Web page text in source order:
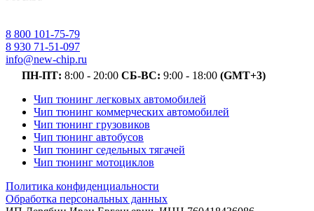
8 800 101-75-79
8 930 71-51-097
info@new-chip.ru
ПН-ПТ: 8:00 - 20:00 СБ-ВС: 9:00 - 18:00 (GMT+3)
Чип тюнинг легковых автомобилей
Чип тюнинг коммерческих автомобилей
Чип тюнинг грузовиков
Чип тюнинг автобусов
Чип тюнинг седельных тягачей
Чип тюнинг мотоциклов
Политика конфиденциальности
Обработка персональных данных